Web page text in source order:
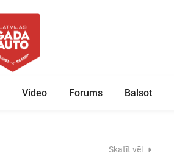
Video Forums Balsot
Skatīt vēl